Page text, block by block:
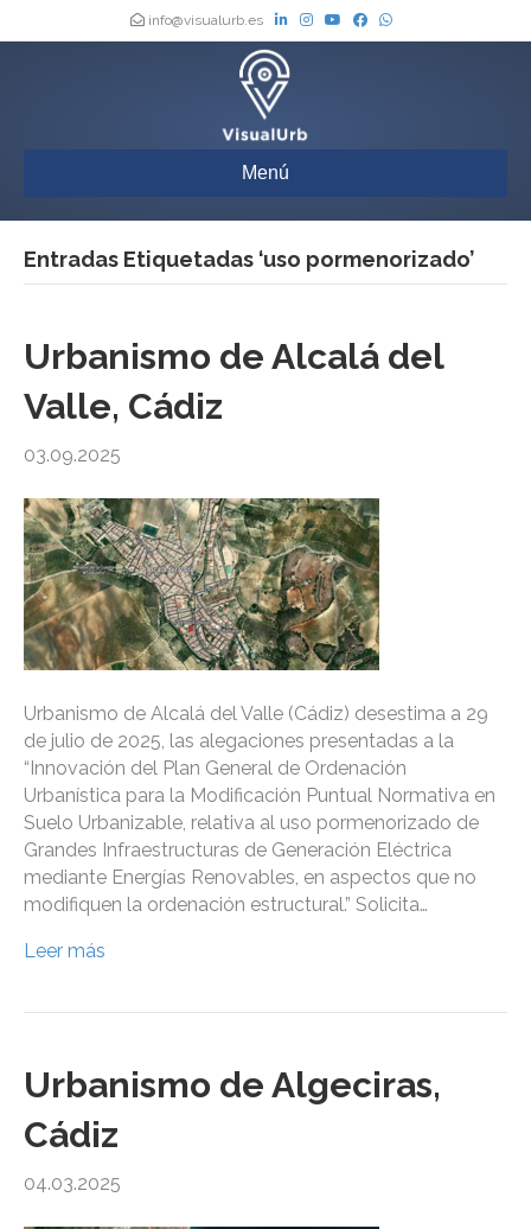
info@visualurb.es
Menú
Entradas Etiquetadas ‘uso pormenorizado’
Urbanismo de Alcalá del
Valle, Cádiz
03.09.2025
Urbanismo de Alcalá del Valle (Cádiz) desestima a 29
de julio de 2025, las alegaciones presentadas a la
“Innovación del Plan General de Ordenación
Urbanística para la Modificación Puntual Normativa en
Suelo Urbanizable, relativa al uso pormenorizado de
Grandes Infraestructuras de Generación Eléctrica
mediante Energías Renovables, en aspectos que no
modifiquen la ordenación estructural.” Solicita…
Leer más
Urbanismo de Algeciras,
Cádiz
04.03.2025